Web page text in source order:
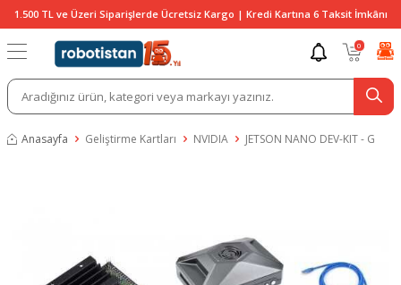
1.500 TL ve Üzeri Siparişlerde Ücretsiz Kargo | Kredi Kartına 6 Taksit İmkânı
0
Anasayfa Geliştirme Kartları NVIDIA JETSON NANO DEV-KIT - G